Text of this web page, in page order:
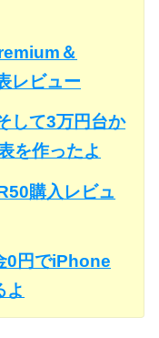
＆
レビュー
して3万円台か
を作ったよ
購入レビュ
0円でiPhone
よ